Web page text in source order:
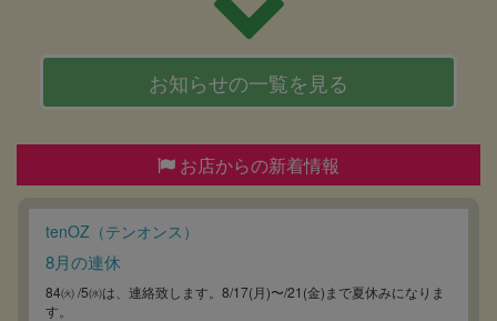
お知らせの一覧を見る
お店からの新着情報
tenOZ（テンオンス）
8月の連休
84㈫ /5㈬は、連絡致します。8/17(月)〜/21(金)まで夏休みになりま
す。